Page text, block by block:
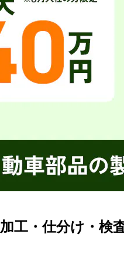
工・仕分け・